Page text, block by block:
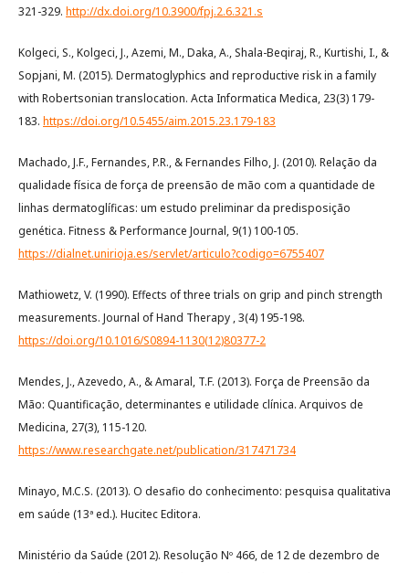
321-329. http://dx.doi.org/10.3900/fpj.2.6.321.s
Kolgeci, S., Kolgeci, J., Azemi, M., Daka, A., Shala-Beqiraj, R., Kurtishi, I., &
Sopjani, M. (2015). Dermatoglyphics and reproductive risk in a family
with Robertsonian translocation. Acta Informatica Medica, 23(3) 179-
183. https://doi.org/10.5455/aim.2015.23.179-183
Machado, J.F., Fernandes, P.R., & Fernandes Filho, J. (2010). Relação da
qualidade física de força de preensão de mão com a quantidade de
linhas dermatoglíficas: um estudo preliminar da predisposição
genética. Fitness & Performance Journal, 9(1) 100-105.
https://dialnet.unirioja.es/servlet/articulo?codigo=6755407
Mathiowetz, V. (1990). Effects of three trials on grip and pinch strength
measurements. Journal of Hand Therapy , 3(4) 195-198.
https://doi.org/10.1016/S0894-1130(12)80377-2
Mendes, J., Azevedo, A., & Amaral, T.F. (2013). Força de Preensão da
Mão: Quantificação, determinantes e utilidade clínica. Arquivos de
Medicina, 27(3), 115-120.
https://www.researchgate.net/publication/317471734
Minayo, M.C.S. (2013). O desafio do conhecimento: pesquisa qualitativa
em saúde (13ª ed.). Hucitec Editora.
Ministério da Saúde (2012). Resolução Nº 466, de 12 de dezembro de